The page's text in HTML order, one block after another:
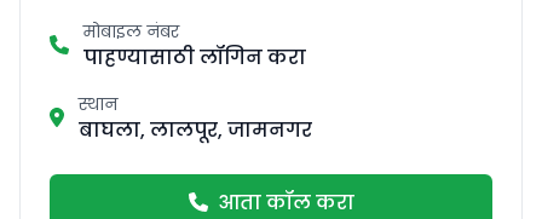
मोबाइल नंबर
पाहण्यासाठी लॉगिन करा
स्थान
बाघला, लालपूर, जामनगर
आता कॉल करा